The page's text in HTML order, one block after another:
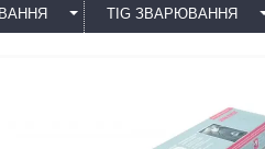
TIG ЗВАРЮВАННЯ